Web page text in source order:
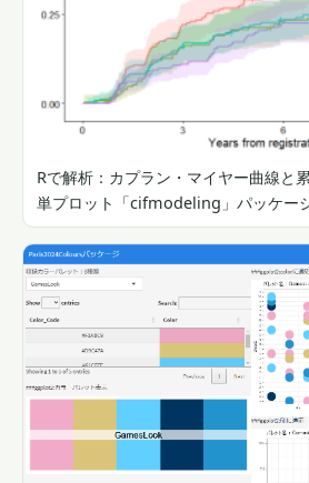
Rで解析：カプラン・マイヤー曲線と
単プロット「cifmodeling」パッケー